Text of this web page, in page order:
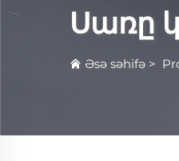
Սառը
Əsə səhifə >